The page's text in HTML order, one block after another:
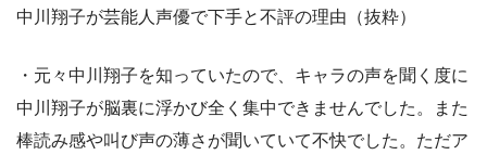
中川翔子が芸能人声優で下手と不評の理由（抜粋）
・元々中川翔子を知っていたので、キャラの声を聞く度に
中川翔子が脳裏に浮かび全く集中できませんでした。また
棒読み感や叫び声の薄さが聞いていて不快でした。ただア